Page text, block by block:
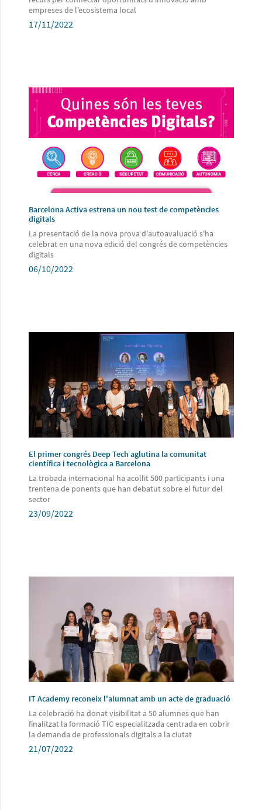
empreses de l’ecosistema local
17/11/2022
Barcelona Activa estrena un nou test de competències
digitals
La presentació de la nova prova d'autoavaluació s'ha
celebrat en una nova edició del congrés de competències
digitals
06/10/2022
El primer congrés Deep Tech aglutina la comunitat
científica i tecnològica a Barcelona
La trobada internacional ha acollit 500 participants i una
trentena de ponents que han debatut sobre el futur del
sector
23/09/2022
IT Academy reconeix l'alumnat amb un acte de graduació
La celebració ha donat visibilitat a 50 alumnes que han
finalitzat la formació TIC especialitzada centrada en cobrir
la demanda de professionals digitals a la ciutat
21/07/2022